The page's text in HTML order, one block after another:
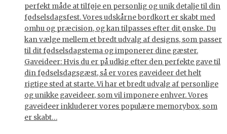
perfekt måde at tilføje en personlig og unik detalje til din
fødselsdagsfest. Vores udskårne bordkort er skabt med
omhu og præcision, og kan tilpasses efter dit ønske. Du
kan vælge mellem et bredt udvalg af designs, som passer
til dit fødselsdagstema og imponerer dine gæster.
Gaveideer: Hvis du er på udkig efter den perfekte gave til
din fødselsdagsgæst, så er vores gaveideer det helt
rigtige sted at starte. Vi har et bredt udvalg af personlige
og unikke gaveideer, som vil imponere enhver. Vores
gaveideer inkluderer vores populære memorybox, som
er skabt…